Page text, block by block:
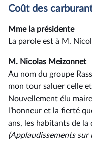
Coût des
Mme la présidente
La parole est à M.
M. Nicolas Meizonnet
Au nom du groupe
mon tour saluer celle
Nouvellement élu
l’honneur et la fierté
ans, les habitants de
(Applaudissements sur